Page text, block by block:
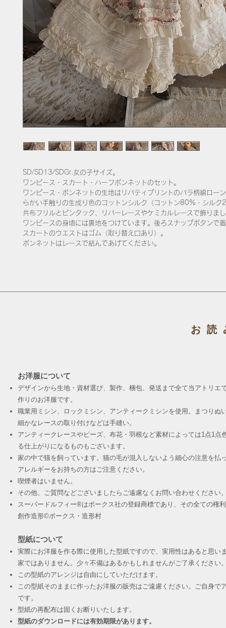
SD/SD13/SDGr.女の子サイズ。
ワンピース・スカート・ハーフボンネットのセット。
ワンピース・ボンネットの生地はリバティプリントのバラ柄綿ロー
らかい手触りの生成り色のコットンシルク（コットン80%・シルク
共布フリルとピンタック、リバーレースやケミカルレースで飾りま
ワンピースの身頃には裏地をつけています。後ろスナップボタンで
スカートのウエストはゴム（取り替え口あり）。
ボンネットはレースで結んであげてください。
お読
お洋服について
デザインから生地・資材選び、製作、梱包、発送まで全て当アトリエ
作りのお洋服です。
職業用ミシン、ロックミシン、アンティークミシンを使用。まつりぬ
細かなレースの取り付けなどは手縫い。
アンティークレースやビーズ、布花・羽根など素材によっては1点1点
る仕上がりになるものもございます。
家の中で猫を飼っています。猫の毛が混入しないよう細心の注意を払
アレルギーをお持ちの方はご注意ください。
喫煙者はいません。
その他、ご質問などございましたらご遠慮なくお問い合わせください
スーパードルフィー®︎はボークス社の登録商標であり、その全ての権
創作造形©︎ボークス・造形村
型紙について
実際にお洋服を作る際に使用した型紙ですので、実用性はあると思い
家ではありません。少々不備はあるかもしれませんがご了承ください
この型紙のアレンジは自由にしていただけます。
この型紙そのままに作ったお洋服の販売はご遠慮ください。ご自身で
です。
​型紙の再配布は固くお断りいたします。
型紙のダウンロードには有効期限があります。